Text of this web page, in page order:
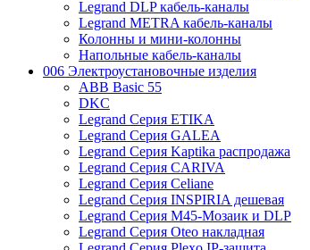
Legrand DLP кабель-каналы
Legrand METRA кабель-каналы
Колонны и мини-колонны
Напольные кабель-каналы
006 Электроустановочные изделия
ABB Basic 55
DKC
Legrand Серия ETIKA
Legrand Серия GALEA
Legrand Серия Kaptika распродажа
Legrand Серия CARIVA
Legrand Серия Celiane
Legrand Серия INSPIRIA дешевая
Legrand Серия M45-Мозаик и DLP
Legrand Серия Oteo накладная